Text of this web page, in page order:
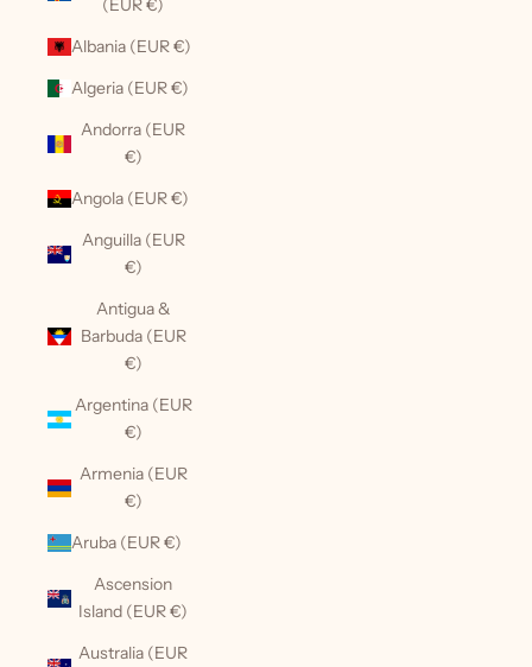
(EUR €)
Albania (EUR €)
Algeria (EUR €)
Andorra (EUR
€)
Angola (EUR €)
Anguilla (EUR
€)
Antigua &
Barbuda (EUR
€)
Argentina (EUR
€)
Armenia (EUR
€)
Aruba (EUR €)
Ascension
Island (EUR €)
Australia (EUR